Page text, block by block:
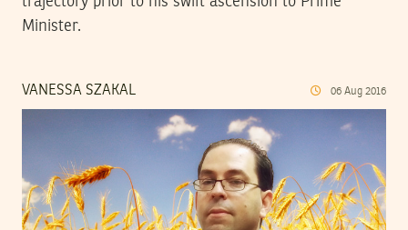
Minister.
VANESSA SZAKAL 06 Aug 2016